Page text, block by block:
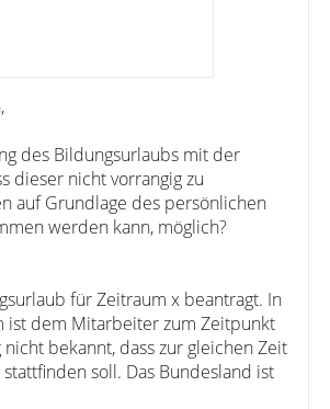
des Bildungsurlaubs mit der
dieser nicht vorrangig zu
auf Grundlage des persönlichen
werden kann, möglich?
für Zeitraum x beantragt. In
ist dem Mitarbeiter zum Zeitpunkt
bekannt, dass zur gleichen Zeit
soll. Das Bundesland ist